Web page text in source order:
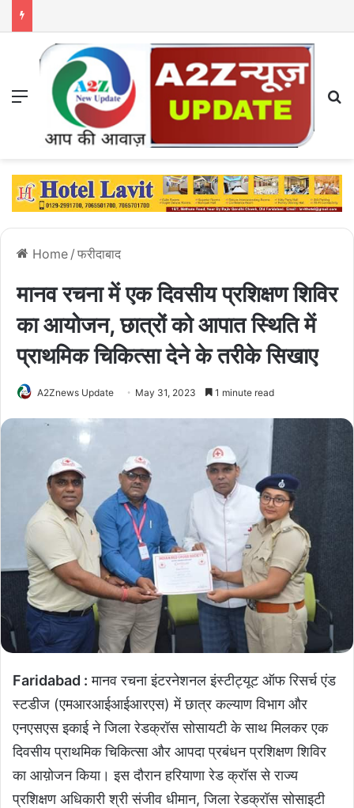
Menu
Home / फरीदाबाद
मानव रचना में एक दिवसीय प्रशिक्षण शिविर
का आयोजन, छात्रों को आपात स्थिति में
प्राथमिक चिकित्सा देने के तरीके सिखाए
A2Znews Update May 31, 2023 1 minute read
Faridabad : मानव रचना इंटरनेशनल इंस्टीट्यूट ऑफ रिसर्च एंड
स्टडीज (एमआरआईआईआरएस) में छात्र कल्याण विभाग और
एनएसएस इकाई ने जिला रेडक्रॉस सोसायटी के साथ मिलकर एक
दिवसीय प्राथमिक चिकित्सा और आपदा प्रबंधन प्रशिक्षण शिविर
का आय़ोजन किया। इस दौरान हरियाणा रेड क्रॉस से राज्य
प्रशिक्षण अधिकारी श्री संजीव धीमान, जिला रेडक्रॉस सोसाइटी